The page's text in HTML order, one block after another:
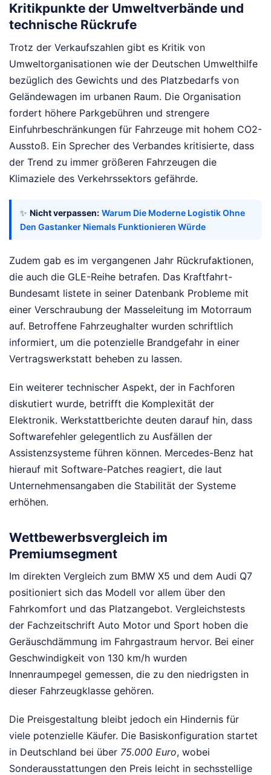
Kritikpunkte der Umweltverbände und
technische Rückrufe
Trotz der Verkaufszahlen gibt es Kritik von
Umweltorganisationen wie der Deutschen Umwelthilfe
bezüglich des Gewichts und des Platzbedarfs von
Geländewagen im urbanen Raum. Die Organisation
fordert höhere Parkgebühren und strengere
Einfuhrbeschränkungen für Fahrzeuge mit hohem CO2-
Ausstoß. Ein Sprecher des Verbandes kritisierte, dass
der Trend zu immer größeren Fahrzeugen die
Klimaziele des Verkehrssektors gefährde.
✨ Nicht verpassen: Warum Die Moderne Logistik Ohne
Den Gastanker Niemals Funktionieren Würde
Zudem gab es im vergangenen Jahr Rückrufaktionen,
die auch die GLE-Reihe betrafen. Das Kraftfahrt-
Bundesamt listete in seiner Datenbank Probleme mit
einer Verschraubung der Masseleitung im Motorraum
auf. Betroffene Fahrzeughalter wurden schriftlich
informiert, um die potenzielle Brandgefahr in einer
Vertragswerkstatt beheben zu lassen.
Ein weiterer technischer Aspekt, der in Fachforen
diskutiert wurde, betrifft die Komplexität der
Elektronik. Werkstattberichte deuten darauf hin, dass
Softwarefehler gelegentlich zu Ausfällen der
Assistenzsysteme führen können. Mercedes-Benz hat
hierauf mit Software-Patches reagiert, die laut
Unternehmensangaben die Stabilität der Systeme
erhöhen.
Wettbewerbsvergleich im
Premiumsegment
Im direkten Vergleich zum BMW X5 und dem Audi Q7
positioniert sich das Modell vor allem über den
Fahrkomfort und das Platzangebot. Vergleichstests
der Fachzeitschrift Auto Motor und Sport hoben die
Geräuschdämmung im Fahrgastraum hervor. Bei einer
Geschwindigkeit von 130 km/h wurden
Innenraumpegel gemessen, die zu den niedrigsten in
dieser Fahrzeugklasse gehören.
Die Preisgestaltung bleibt jedoch ein Hindernis für
viele potenzielle Käufer. Die Basiskonfiguration startet
in Deutschland bei über 75.000 Euro, wobei
Sonderausstattungen den Preis leicht in sechsstellige